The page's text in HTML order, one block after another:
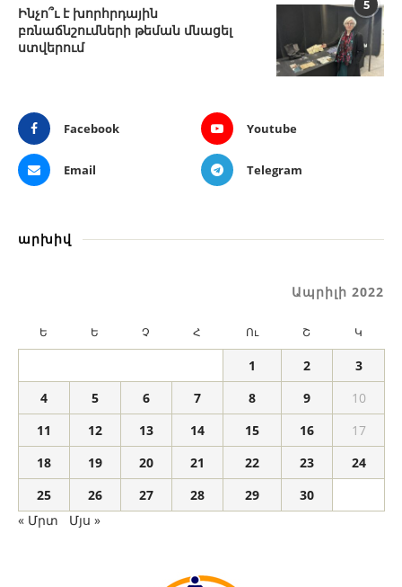
5
Ինչո՞ւ է խորհրդային
բռնաճնշումների թեման մնացել
ստվերում
Facebook Youtube
Email Telegram
արխիվ
Ապրիլի 2022
Ե Ե Չ Հ Ու Շ Կ
1 2
3
4
5 6 7 8 9
10
11
12 13 14 15 16
17
18
19 20 21 22 23
24
25
26 27 28 29
30
« Մրտ
Մյս »